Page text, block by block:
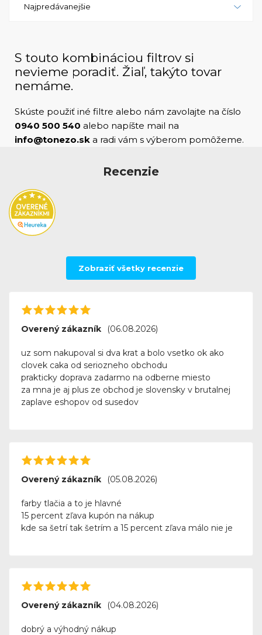
LaserJet 4300dtn - tlačiareň, ktorá robí skutočný
vyhovuje aj tým najnáročnejším potrebám. Bez
ohľadu na to, či potrebujete tlačiť veľké množstvo
dokumentov alebo kvalitné farebné brožúry, HP
LaserJet 4300dtn vám poskytne presne to, čo
potrebujete. Nech už je to vaša prvá tlačiareň alebo
náhradná jednotka pre starší model, HP LaserJet
4300dtn je vždy výnimočnou voľbou.
Najpredávanejšie
S touto kombináciou filtrov si
nevieme poradiť. Žiaľ, takýto tovar
nemáme.
Skúste použiť iné filtre alebo nám zavolajte na číslo
0940 500 540 alebo napíšte mail na
info@tonezo.sk a radi vám s výberom pomôžeme.
Recenzie
Zobraziť všetky recenzie
Overený zákazník (06.08.2026)
uz som nakupoval si dva krat a bolo vsetko ok ako
clovek caka od seriozneho obchodu
prakticky doprava zadarmo na odberne miesto
za mna je aj plus ze obchod je slovensky v brutalnej
zaplave eshopov od susedov
Overený zákazník (05.08.2026)
farby tlačia a to je hlavné
15 percent zľava kupón na nákup
kde sa šetrí tak šetrím a 15 percent zľava málo nie je
Overený zákazník (04.08.2026)
dobrý a výhodný nákup